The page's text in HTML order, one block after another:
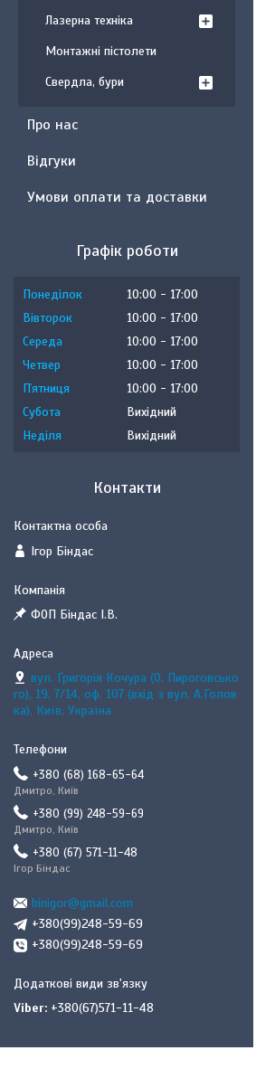
Лазерна техніка
Монтажні пістолети
Свердла, бури
Про нас
Відгуки
Умови оплати та доставки
Графік роботи
Понеділок 10:00
17:00
Вівторок
10:00
17:00
Середа
10:00
17:00
Четвер
10:00
17:00
Пʼятниця
10:00
17:00
Субота
Вихідний
Неділя
Вихідний
Контакти
Ігор Біндас
ФОП Біндас І.В.
вул. Григорія Кочура (О. Пироговсько
го), 19, 7/14, оф. 107 (вхід з вул. А.Голов
ка), Київ, Україна
+380 (68) 168-65-64
Дмитро, Київ
+380 (99) 248-59-69
Дмитро, Київ
+380 (67) 571-11-48
Ігор Біндас
binigor@gmail.com
+380(99)248-59-69
+380(99)248-59-69
Viber +380(67)571-11-48